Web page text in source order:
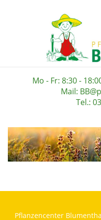
Mo - Fr: 8:30 -
Mail:
Tel.:
Pflanzencenter